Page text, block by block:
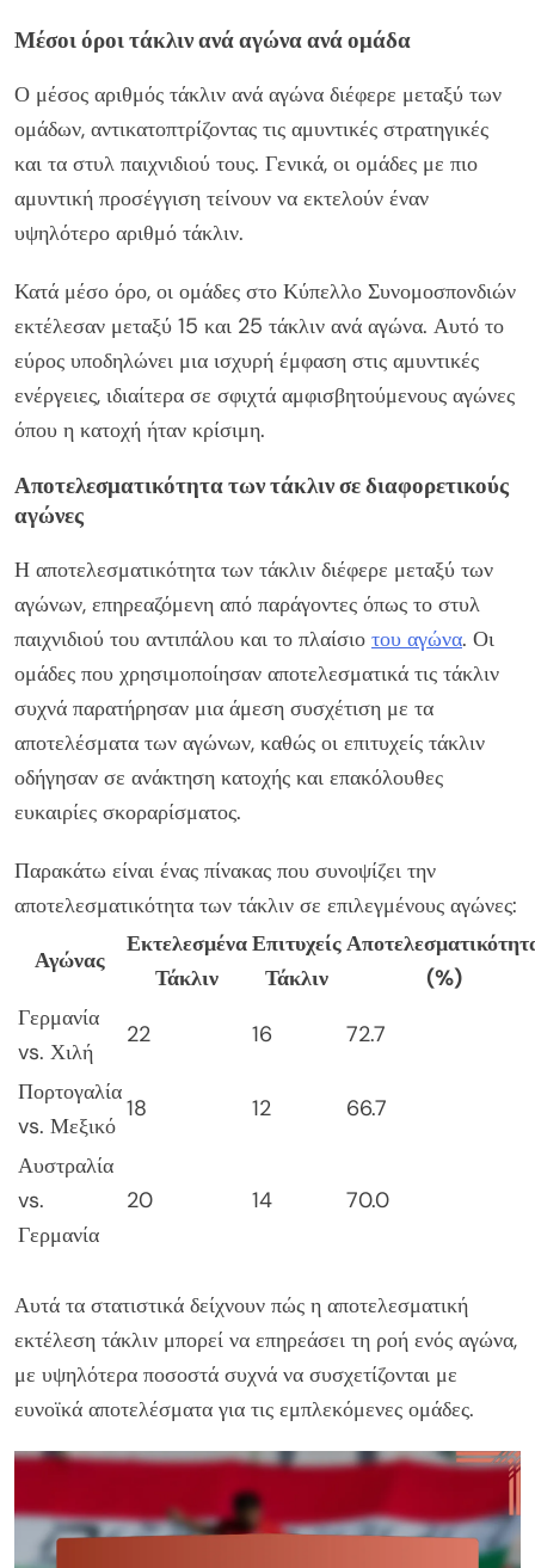
Μέσοι όροι τάκλιν ανά αγώνα ανά ομάδα
Ο μέσος αριθμός τάκλιν ανά αγώνα διέφερε μεταξύ των
ομάδων, αντικατοπτρίζοντας τις αμυντικές στρατηγικές
και τα στυλ παιχνιδιού τους. Γενικά, οι ομάδες με πιο
αμυντική προσέγγιση τείνουν να εκτελούν έναν
υψηλότερο αριθμό τάκλιν.
Κατά μέσο όρο, οι ομάδες στο Κύπελλο Συνομοσπονδιών
εκτέλεσαν μεταξύ 15 και 25 τάκλιν ανά αγώνα. Αυτό το
εύρος υποδηλώνει μια ισχυρή έμφαση στις αμυντικές
ενέργειες, ιδιαίτερα σε σφιχτά αμφισβητούμενους αγώνες
όπου η κατοχή ήταν κρίσιμη.
Αποτελεσματικότητα των τάκλιν σε διαφορετικούς
αγώνες
Η αποτελεσματικότητα των τάκλιν διέφερε μεταξύ των
αγώνων, επηρεαζόμενη από παράγοντες όπως το στυλ
παιχνιδιού του αντιπάλου και το πλαίσιο του αγώνα. Οι
ομάδες που χρησιμοποίησαν αποτελεσματικά τις τάκλιν
συχνά παρατήρησαν μια άμεση συσχέτιση με τα
αποτελέσματα των αγώνων, καθώς οι επιτυχείς τάκλιν
οδήγησαν σε ανάκτηση κατοχής και επακόλουθες
ευκαιρίες σκοραρίσματος.
Παρακάτω είναι ένας πίνακας που συνοψίζει την
αποτελεσματικότητα των τάκλιν σε επιλεγμένους αγώνες:
Αγώνας
Εκτελεσμένα
Τάκλιν
Επιτυχείς
Τάκλιν
(%)
Γερμανία
vs. Χιλή
22 16
72.7
Πορτογαλία
vs. Μεξικό
18 12
66.7
Αυστραλία
vs.
Γερμανία
20 14 70.0
Αυτά τα στατιστικά δείχνουν πώς η αποτελεσματική
εκτέλεση τάκλιν μπορεί να επηρεάσει τη ροή ενός αγώνα,
με υψηλότερα ποσοστά συχνά να συσχετίζονται με
ευνοϊκά αποτελέσματα για τις εμπλεκόμενες ομάδες.